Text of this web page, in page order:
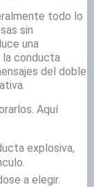
todo lo
sin
una
la conducta
del doble
Aquí
explosiva,
a elegir.